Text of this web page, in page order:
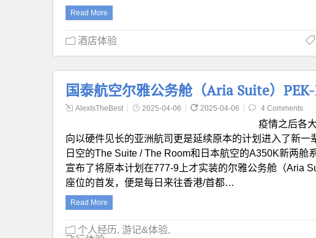
Read More
酒店体验
国泰航空尔雅公务舱（Aria Suite）
AlexIsTheBest 2025-04-06 2025-04-06 4 Comments
疫情之后各
向以硬件见长的亚洲航司更是延续原本的计划进入了新
日空的The Suite / The Room和日本航空的A350K新两
宣布了将原本计划在777-9上才实装的尔雅公务舱（Aria
座位的首发，便是每日来往香港/首都…
Read More
个人经历, 游记&体验,